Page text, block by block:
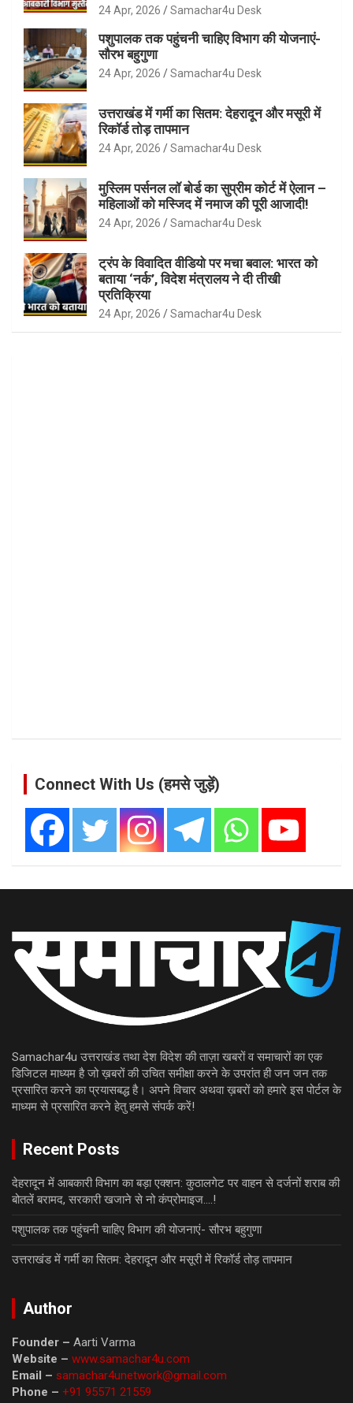
24 Apr, 2026 Samachar4u Desk
पशुपालक तक पहुंचनी चाहिए विभाग की योजनाएं-
सौरभ बहुगुणा
24 Apr, 2026 Samachar4u Desk
उत्तराखंड में गर्मी का सितम: देहरादून और मसूरी में
रिकॉर्ड तोड़ तापमान
24 Apr, 2026 Samachar4u Desk
मुस्लिम पर्सनल लॉ बोर्ड का सुप्रीम कोर्ट में ऐलान –
महिलाओं को मस्जिद में नमाज की पूरी आजादी!
24 Apr, 2026 Samachar4u Desk
ट्रंप के विवादित वीडियो पर मचा बवाल: भारत को
बताया ‘नर्क’, विदेश मंत्रालय ने दी तीखी
प्रतिक्रिया
24 Apr, 2026 Samachar4u Desk
Connect With Us (हमसे जुड़ें)
Samachar4u उत्तराखंड तथा देश विदेश की ताज़ा खबरों व समाचारों का एक
डिजिटल माध्यम है जो ख़बरों की उचित समीक्षा करने के उपरांत ही जन जन तक
प्रसारित करने का प्रयासबद्ध है। अपने विचार अथवा ख़बरों को हमारे इस पोर्टल के
माध्यम से प्रसारित करने हेतु हमसे संपर्क करें!
Recent Posts
देहरादून में आबकारी विभाग का बड़ा एक्शन: कुठालगेट पर वाहन से दर्जनों शराब की
बोतलें बरामद, सरकारी खजाने से नो कंप्रोमाइज….!
पशुपालक तक पहुंचनी चाहिए विभाग की योजनाएं- सौरभ बहुगुणा
उत्तराखंड में गर्मी का सितम: देहरादून और मसूरी में रिकॉर्ड तोड़ तापमान
Author
Founder – Aarti Varma
Website – www.samachar4u.com
Email – samachar4unetwork@gmail.com
Phone – +91 95571 21559